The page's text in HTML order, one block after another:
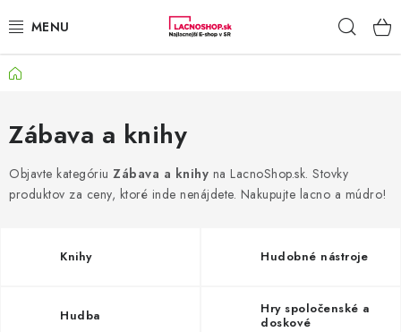
na
NAŠE AKCIE!
NAŠE NOVINKY!
POTRAVINY
NÁBYTOK
ELEKTRO
Domov
Zábava a knihy
Objavte kategóriu Zábava a knihy na LacnoShop.sk. Stovky
produktov za ceny, ktoré inde nenájdete. Nakupujte lacno a múdro!
Knihy Hudobné nástroje
Hudba
Hry spoločenské a
doskové